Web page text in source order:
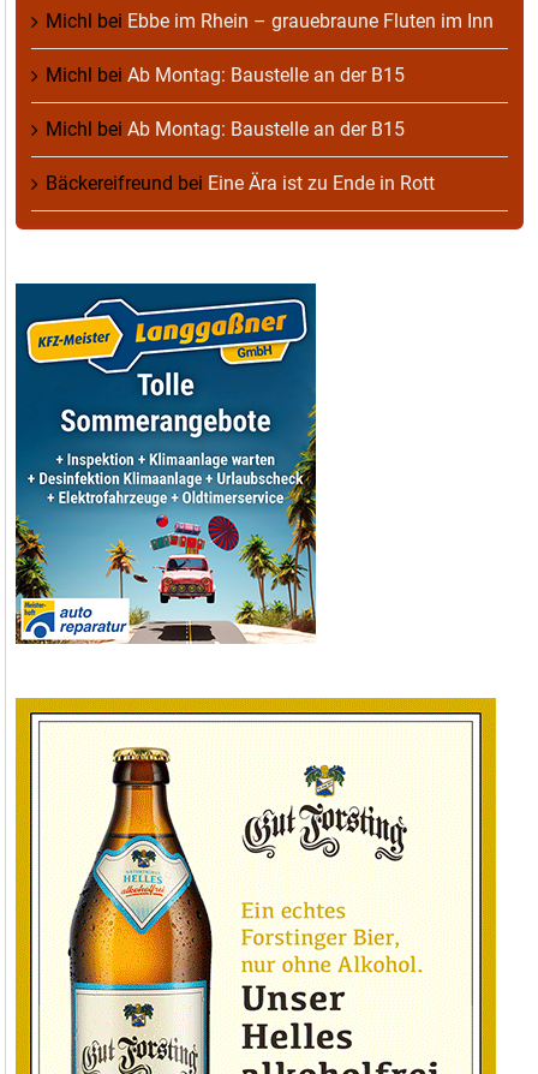
Michl bei Ebbe im Rhein – grauebraune Fluten im Inn
Michl bei Ab Montag: Baustelle an der B15
Michl bei Ab Montag: Baustelle an der B15
Bäckereifreund bei Eine Ära ist zu Ende in Rott